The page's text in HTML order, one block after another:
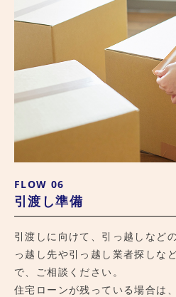
FLOW 06
引渡し準備
引渡しに向けて、引っ越しなど
っ越し先や引っ越し業者探しな
で、ご相談ください。
住宅ローンが残っている場合は